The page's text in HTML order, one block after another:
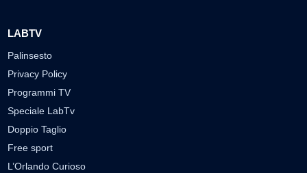
LABTV
Palinsesto
Privacy Policy
Programmi TV
Speciale LabTv
Doppio Taglio
Free sport
L’Orlando Curioso